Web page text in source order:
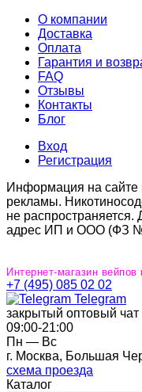
О компании
Доставка
Оплата
Гарантия и
FAQ
Отзывы
Контакты
Блог
Вход
Регистрация
Информация на сайте
рекламы.
не распространяется.
адрес ИП и ООО (ФЗ
Интернет-магазин
+7 (495) 085 02 02
Telegram
закрытый оптовый чат
09:00‐21:00
Пн — Вс
г. Москва, Большая
схема проезда
Каталог